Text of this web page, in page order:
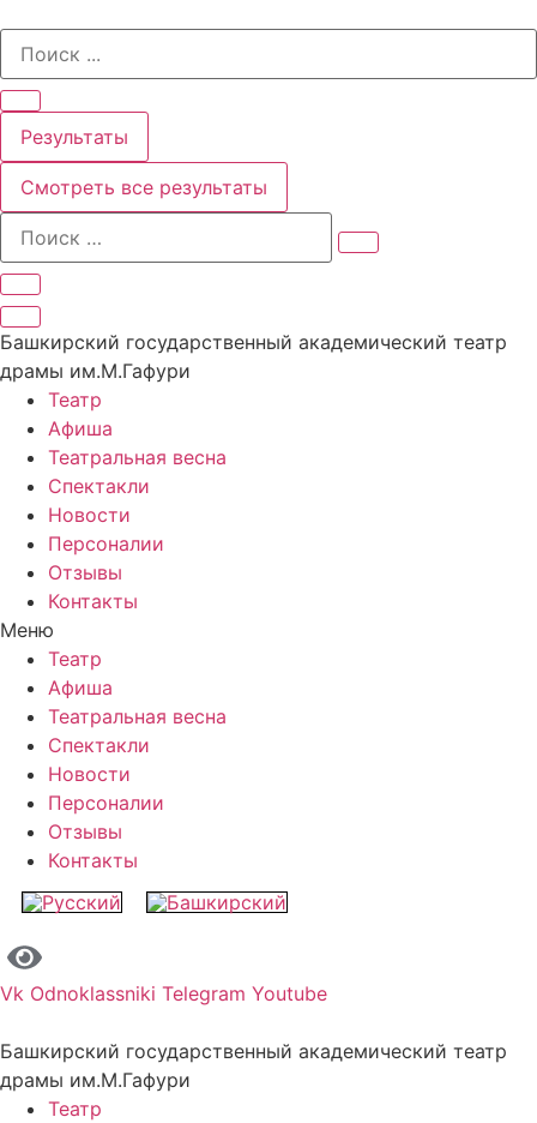
содержимому
Search
Результаты
Смотреть все результаты
Башкирский государственный академический театр
драмы им.М.Гафури
Театр
Афиша
Театральная весна
Спектакли
Новости
Персоналии
Отзывы
Контакты
Меню
Театр
Афиша
Театральная весна
Спектакли
Новости
Персоналии
Отзывы
Контакты
Vk Odnoklassniki Telegram Youtube
Башкирский государственный академический театр
драмы им.М.Гафури
Театр